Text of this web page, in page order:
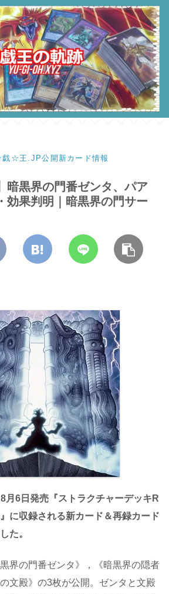
☆王.JP公開新カード情報
暗黒界の門番ゼンタ、パア
効果判明｜暗黒界の門サー
月6日発売『ストラクチャーデッキR
に収録される新カード＆再録カード
た。
界の門番ゼンタ》，《暗黒界の隠者
文殿》の3枚が公開。ゼンタと文殿